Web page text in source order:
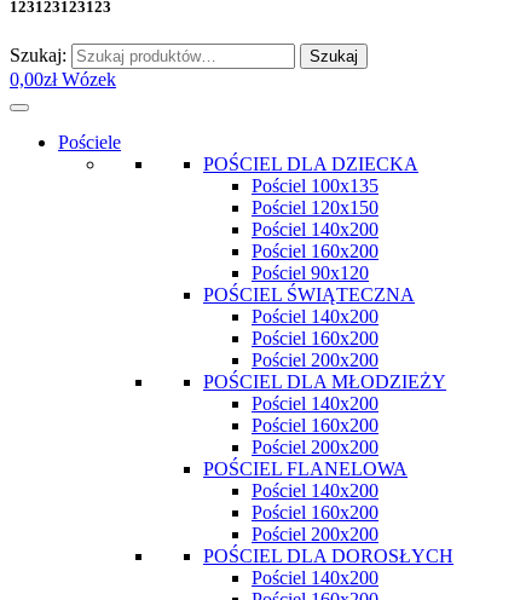
123123123123
Szukaj: Szukaj
0,00zł Wózek
Pościele
POŚCIEL DLA DZIECKA
Pościel 100x135
Pościel 120x150
Pościel 140x200
Pościel 160x200
Pościel 90x120
POŚCIEL ŚWIĄTECZNA
Pościel 140x200
Pościel 160x200
Pościel 200x200
POŚCIEL DLA MŁODZIEŻY
Pościel 140x200
Pościel 160x200
Pościel 200x200
POŚCIEL FLANELOWA
Pościel 140x200
Pościel 160x200
Pościel 200x200
POŚCIEL DLA DOROSŁYCH
Pościel 140x200